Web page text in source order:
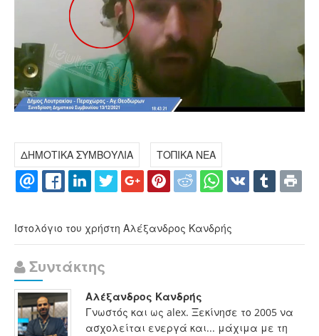
ΔΗΜΟΤΙΚΑ ΣΥΜΒΟΥΛΙΑ ΤΟΠΙΚΑ ΝΕΑ
Ιστολόγιο του χρήστη Αλέξανδρος Κανδρής
Συντάκτης
Αλέξανδρος Κανδρής
Γνωστός και ως alex. Ξεκίνησε το 2005 να
ασχολείται ενεργά και... μάχιμα με τη